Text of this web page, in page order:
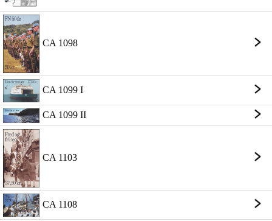
CA 1098
CA 1099 I
CA 1099 II
CA 1103
CA 1108